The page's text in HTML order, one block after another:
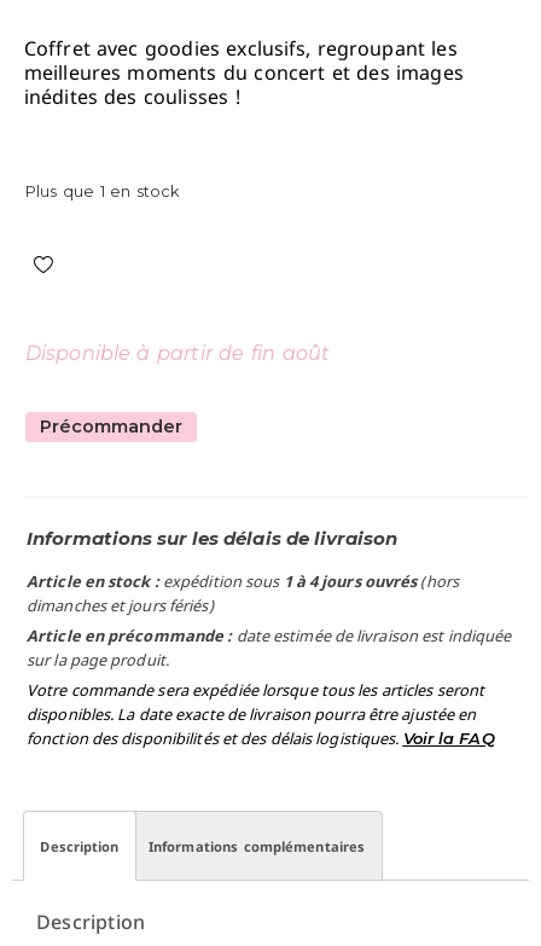
Coffret avec goodies exclusifs, regroupant les
meilleures moments du concert et des images
inédites des coulisses !
Plus que 1 en stock
Disponible à partir de fin août
Précommander
Informations sur les délais de livraison
Article en stock :expédition sous 1 à 4 jours ouvrés(hors
dimanches et jours fériés)
Article en précommande : date estimée de livraison est indiquée
sur la page produit.
Votre commande sera expédiée lorsque tous les articles seront
disponibles. La date exacte de livraison pourra être ajustée en
fonction des disponibilités et des délais logistiques. Voir la FAQ
Description Informations complémentaires
Description